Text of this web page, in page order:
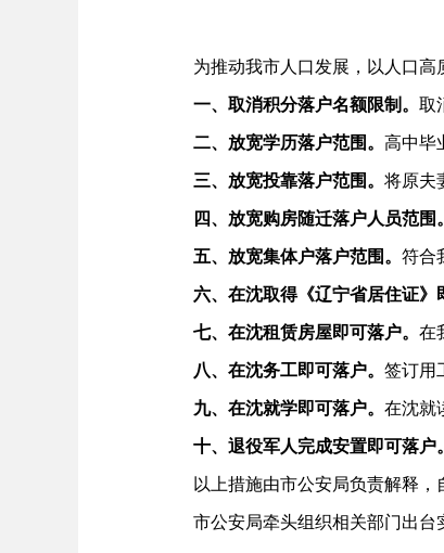
为推动我市人口发展，以人口高质
一、取消积分落户名额限制。 取
二、放宽学历落户范围。 高中毕
三、放宽投靠落户范围。 将原夫
四、放宽购房随迁落户人员范围。
五、放宽集体户落户范围。 符合
六、在沈取得《辽宁省居住证》
七、在沈租赁房屋即可落户。 在
八、在沈务工即可落户。 签订用
九、在沈就学即可落户。 在沈就
十、退役军人完成安置即可落户。
以上措施由市公安局负责解释，
市公安局牵头组织相关部门出台